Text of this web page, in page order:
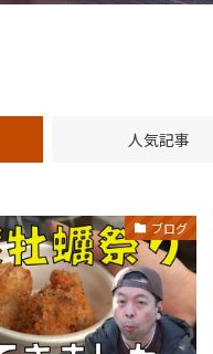
人気記事
ブログ